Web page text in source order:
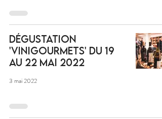
Dégustation
'Vinigourmets' du 19
au 22 mai 2022
3 mai 2022